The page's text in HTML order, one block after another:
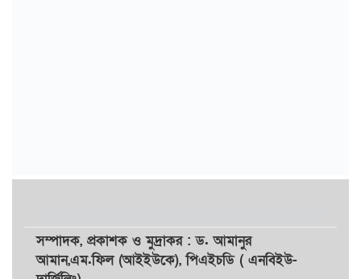
সম্পাদক, প্রকাশকওমুদ্রাকর: ড. আমানুর
আমান,এম.ফিল (আইইউকে), পিএইচডি ( এনবিইউ-